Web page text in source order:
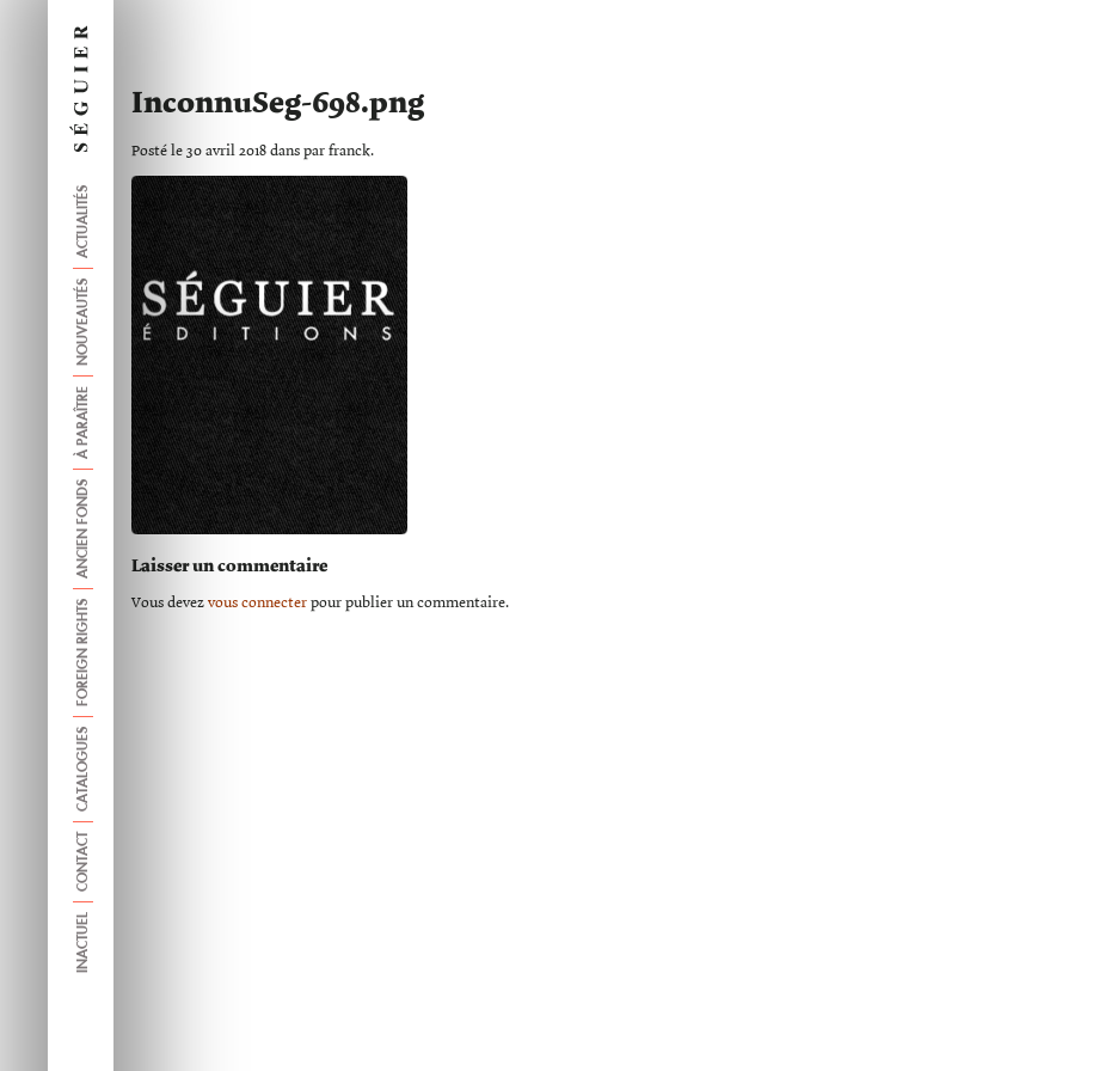
ACTUALITÉS
NOUVEAUTÉS
À PARAÎTRE
ANCIEN FONDS
FOREIGN RIGHTS
CATALOGUES
CONTACT
INACTUEL
InconnuSeg-698.png
Posté le 30 avril 2018 dans par franck.
Laisser un commentaire
Vous devez vous connecter pour publier un commentaire.